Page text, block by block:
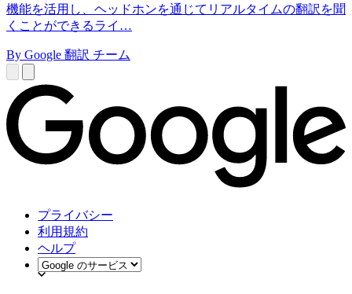
機能を活用し、ヘッドホンを通じてリアルタイムの翻訳を聞
くことができるライ…
By Google 翻訳 チーム
プライバシー
利用規約
ヘルプ